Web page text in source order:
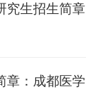
究生招生简章
章：成都医学